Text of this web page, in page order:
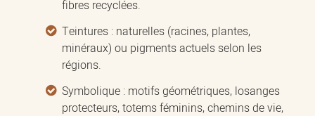
fibres recyclées.
Teintures : naturelles (racines, plantes,
minéraux) ou pigments actuels selon les
régions.
Symbolique : motifs géométriques, losanges
protecteurs, totems féminins, chemins de vie,